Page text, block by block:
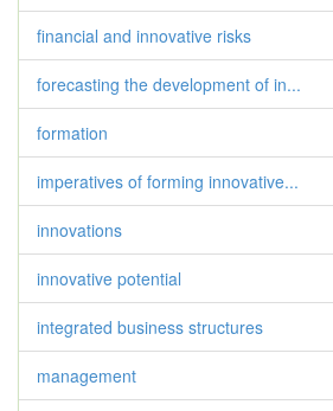
financial and innovative risks
forecasting the development of in...
formation
imperatives of forming innovative...
innovations
innovative potential
integrated business structures
management